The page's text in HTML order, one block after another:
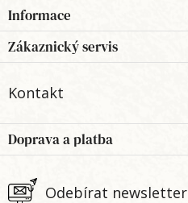
á
p
a
Informace
Zákaznický servis
Kontakt
Odebírat newsletter
Doprava a platba